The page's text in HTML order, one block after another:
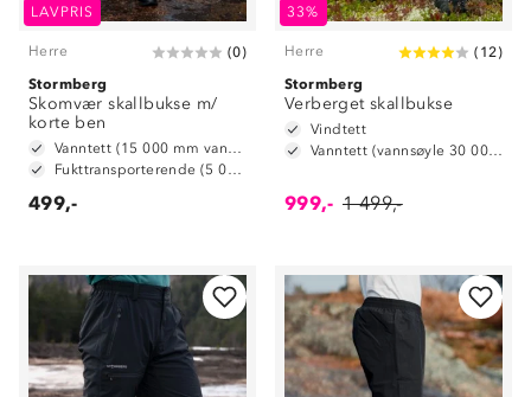
LAVPRIS
Herre (0)
Stormberg
Skomvær skallbukse m/
korte ben
Vanntett (15 000 mm vannsøyle)
Fukttransporterende (5 000 g/ m2/ 24t)
499,-
33%
Herre ( 12)
Stormberg
Verberget skallbukse
Vindtett
Vanntett (vannsøyle 30 000 mm)
999,- 1 499,-